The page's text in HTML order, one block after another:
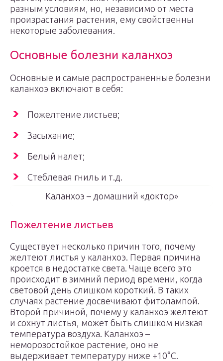
разным условиям, но, независимо от места
произрастания растения, ему свойственны
некоторые заболевания.
Основные болезни каланхоэ
Основные и самые распространенные болезни
каланхоэ включают в себя:
Пожелтение листьев;
Засыхание;
Белый налет;
Стеблевая гниль и т.д.
Каланхоэ – домашний «доктор»
Пожелтение листьев
Существует несколько причин того, почему
желтеют листья у каланхоэ. Первая причина
кроется в недостатке света. Чаще всего это
происходит в зимний период времени, когда
световой день слишком короткий. В таких
случаях растение досвечивают фитолампой.
Второй причиной, почему у каланхоэ желтеют
и сохнут листья, может быть слишком низкая
температура воздуха. Каланхоэ –
неморозостойкое растение, оно не
выдерживает температуру ниже +10°С.